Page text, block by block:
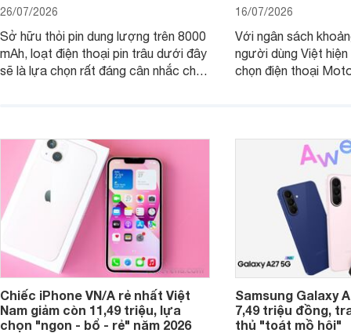
26/07/2026
Sở hữu thỏi pin dung lượng trên 8000
mAh, loạt điện thoại pin trâu dưới đây
sẽ là lựa chọn rất đáng cân nhắc cho
16/07/2026
Với ngân sách
người dùng Việt
chọn điện thoại
Chiếc iPhone VN/A rẻ nhất Việt
Nam giảm còn 11,49 triệu, lựa
chọn "ngon - bổ - rẻ" năm 2026
Samsung Galaxy
7,49 triệu đồng,
thủ "toát mồ hôi"